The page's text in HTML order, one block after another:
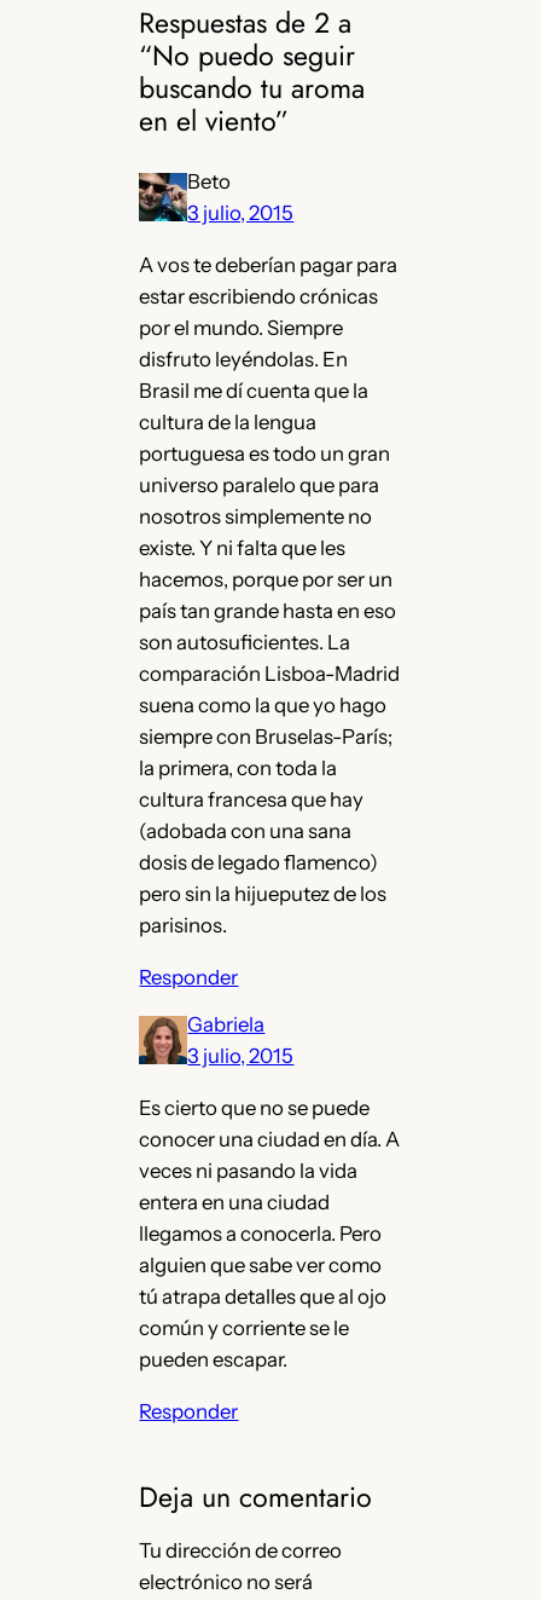
Respuestas de 2 a
“No puedo seguir
buscando tu aroma
en el viento”
Beto
3 julio, 2015
A vos te deberían pagar para
estar escribiendo crónicas
por el mundo. Siempre
disfruto leyéndolas. En
Brasil me dí cuenta que la
cultura de la lengua
portuguesa es todo un gran
universo paralelo que para
nosotros simplemente no
existe. Y ni falta que les
hacemos, porque por ser un
país tan grande hasta en eso
son autosuficientes. La
comparación Lisboa-Madrid
suena como la que yo hago
siempre con Bruselas-París;
la primera, con toda la
cultura francesa que hay
(adobada con una sana
dosis de legado flamenco)
pero sin la hijueputez de los
parisinos.
Responder
Gabriela
3 julio, 2015
Es cierto que no se puede
conocer una ciudad en día. A
veces ni pasando la vida
entera en una ciudad
llegamos a conocerla. Pero
alguien que sabe ver como
tú atrapa detalles que al ojo
común y corriente se le
pueden escapar.
Responder
Deja un comentario
Tu dirección de correo
electrónico no será